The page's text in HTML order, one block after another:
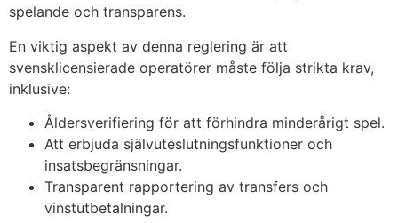
spelande och transparens.
En viktig aspekt av denna reglering är att
svensklicensierade operatörer måste följa strikta krav,
inklusive:
Åldersverifiering för att förhindra minderårigt spel.
Att erbjuda självuteslutningsfunktioner och
insatsbegränsningar.
Transparent rapportering av transfers och
vinstutbetalningar.